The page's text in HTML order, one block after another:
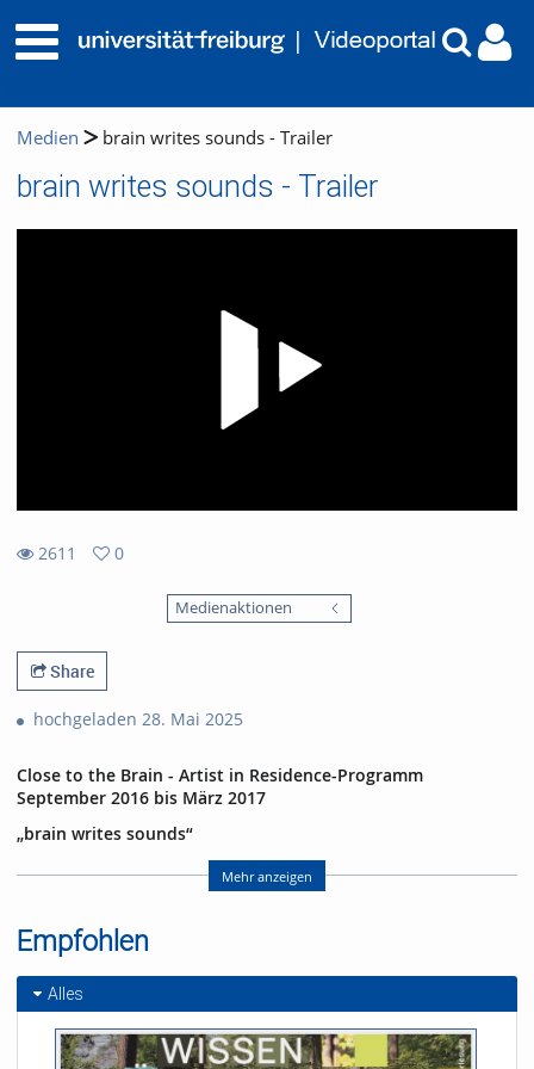
Medien brain writes sounds - Trailer
brain writes sounds - Trailer
2611
0
Medienaktionen
Share
hochgeladen 28. Mai 2025
Close to the Brain - Artist in Residence-Programm
September 2016 bis März 2017
„brain writes sounds“
07.03.2017 im E-Werk Freiburg
mit Harald Kimmig (Geige), Annette Pehnt (Text), Ephraim
(Versuchsperson)
Abspann:
Die Performance entstand im Rahmen desArtist in Residence-
Programms des Exzellenzclusters BrainLinks-BrainTools der
Universität Freiburg
Geige: Harald Kimmig
Mehr anzeigen
Empfohlen
Alles